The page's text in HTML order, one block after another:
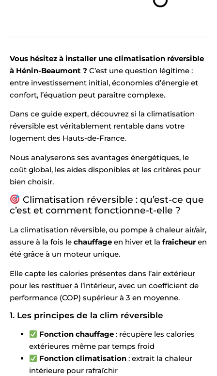
Vous hésitez à installer une climatisation réversible
à Hénin-Beaumont ? C’est une question légitime :
entre investissement initial, économies d’énergie et
confort, l’équation peut paraître complexe.
Dans ce guide expert, découvrez si la climatisation
réversible est véritablement rentable dans votre
logement des Hauts-de-France.
Nous analyserons ses avantages énergétiques, le
coût global, les aides disponibles et les critères pour
bien choisir.
Climatisation réversible : qu’est-ce que
c’est et comment fonctionne-t-elle ?
La climatisation réversible, ou pompe à chaleur air/air,
assure à la fois le chauffage en hiver et la fraîcheuren
été grâce à un moteur unique.
Elle capte les calories présentes dans l’air extérieur
pour les restituer à l’intérieur, avec un coefficient de
performance (COP) supérieur à 3 en moyenne.
1. Les principes de la clim réversible
Fonction chauffage : récupère les calories
extérieures même par temps froid
Fonction climatisation : extrait la chaleur
intérieure pour rafraîchir